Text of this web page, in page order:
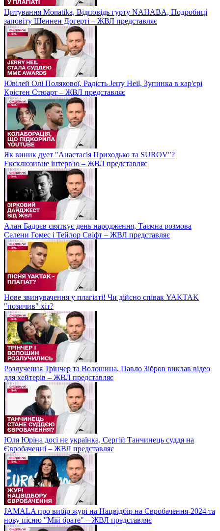
Цитування Monatikа, Відповідь гурту NAHABA, Подробиці
заповіту Шеннен Догерті – ЖВЛ представляє
Ювілей Олі Полякової, Радість Jerry Heil, Зупинка в кар'єрі
Крістен Стюарт – ЖВЛ представляє
Як виник дует "Анастасія Приходько та SUROV"?
Ексклюзивне інтерв'ю – ЖВЛ представляє
Алан Бадоєв святкує день народження, Таємна розмова
Селени Гомес і Тейлор Свіфт – ЖВЛ представляє
Нове звинувачення у плагіаті! Чи дійсно співак YAKTAK
"позичив" хіт?
Розлучення Трінчер та Волошина, Павло Зібров виклав відео
для хейтерів – ЖВЛ представляє
Юля Юріна досі не українка, Сергій Танчинець суддя на
Євробаченні – ЖВЛ представляє
JAMALA про вибір журі на Нацвідбір на Євробачення-2024 та
нову пісню "Мій брате" – ЖВЛ представляє